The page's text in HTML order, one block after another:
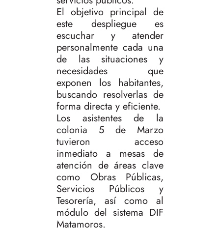
El objetivo principal de
este despliegue es
escuchar y atender
personalmente cada una
de las situaciones y
necesidades que
exponen los habitantes,
buscando resolverlas de
forma directa y eficiente.
Los asistentes de la
colonia 5 de Marzo
tuvieron acceso
inmediato a mesas de
atención de áreas clave
como Obras Públicas,
Servicios Públicos y
Tesorería, así como al
módulo del sistema DIF
Matamoros.